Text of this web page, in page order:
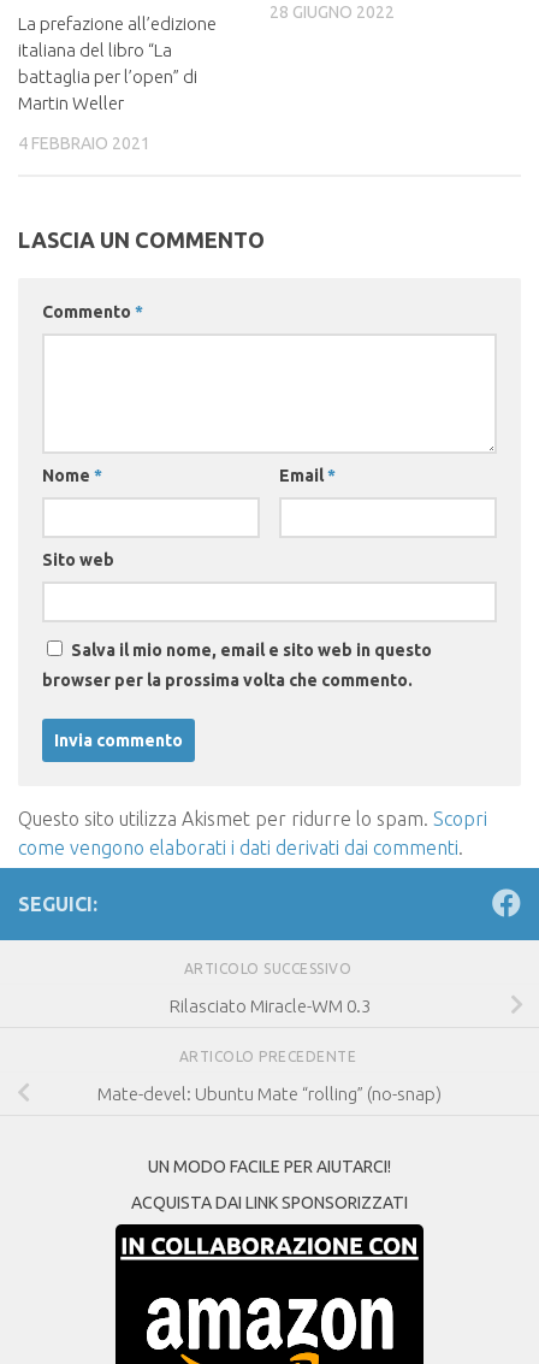
La prefazione all’edizione
italiana del libro “La
battaglia per l’open” di
Martin Weller
4 FEBBRAIO 2021
28 GIUGNO 2022
LASCIA UN COMMENTO
Commento *
Nome * Email*
Sito web
Salva il mio nome, email e sito web in questo
browser per la prossima volta che commento.
Questo sito utilizza Akismet per ridurre lo spam. Scopri
come vengono elaborati i dati derivati dai commenti.
SEGUICI:
ARTICOLO SUCCESSIVO
Rilasciato Miracle-WM 0.3
ARTICOLO PRECEDENTE
Mate-devel: Ubuntu Mate “rolling” (no-snap)
UN MODO FACILE PER AIUTARCI!
ACQUISTA DAI LINK SPONSORIZZATI